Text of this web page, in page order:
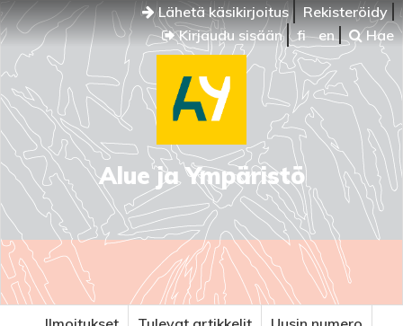
Lähetä käsikirjoitus
Rekisteröidy
Kirjaudu sisään
fi en Hae
Alue ja Ympäristö